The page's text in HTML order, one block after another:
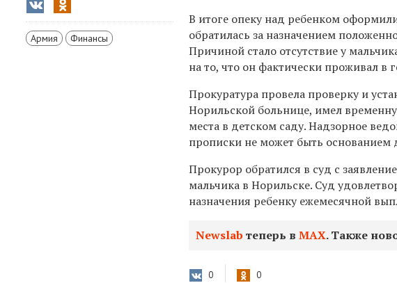
Армия Финансы
В итоге опеку над ребенком
обратилась за назначением
Причиной стало отсутствие у
на то, что он фактически проживал в
Прокуратура провела проверку и
Норильской больнице, имел
места в детском саду. Надзорное
прописки не может быть основанием
Прокурор обратился в суд с
мальчика в Норильске. Суд
назначения ребенку ежемесячной
Newslab теперь вМАХ. Также
0 0